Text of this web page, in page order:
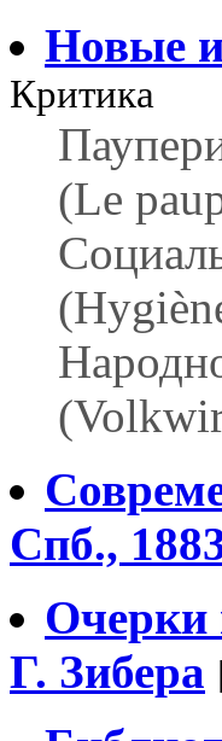
Новые
Критика
(Le
Спб.,
Очерки
Г. Зибера